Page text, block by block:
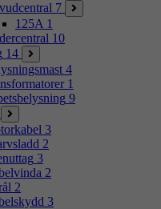
7
125A 1
10
14
4
1
9
3
2
3
2
2
3